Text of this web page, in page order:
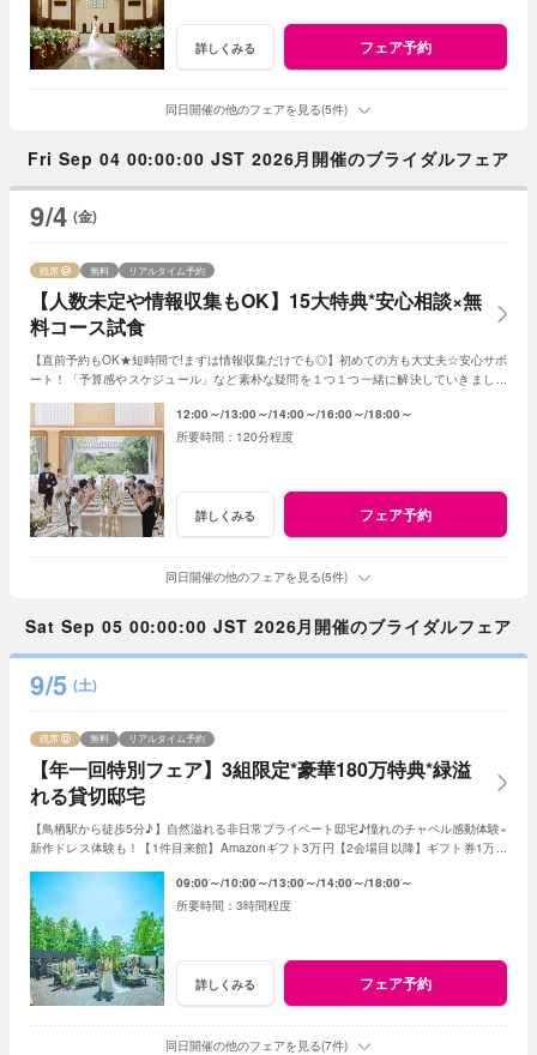
詳しくみる フェア予約
同日開催の他のフェアを見る(5件)
Fri Sep 04 00:00:00 JST 2026月開催のブライダルフェア
9/4 (金)
【人数未定や情報収集もOK】15大特典*安心相談×無
料コース試食
残席 無料 リアルタイム予約
【直前予約もOK★短時間で!まずは情報収集だけでも◎】初めての方も大丈夫☆安心サポ
ート！「予算感やスケジュール」など素朴な疑問を１つ１つ一緒に解決していきましょ
12:00～ 13:00～ 14:00～ 16:00～ 18:00～
120分程度
詳しくみる フェア予約
同日開催の他のフェアを見る(5件)
Sat Sep 05 00:00:00 JST 2026月開催のブライダルフェア
9/5 (土)
【年一回特別フェア】3組限定*豪華180万特典*緑溢
れる貸切邸宅
残席 無料 リアルタイム予約
【鳥栖駅から徒歩5分♪】自然溢れる非日常プライベート邸宅♪憧れのチャペル感動体験×
新作ドレス体験も！【1件目来館】Amazonギフト3万円【2会場目以降】ギフト券1万円
09:00～ 10:00～ 13:00～ 14:00～ 18:00～
3時間程度
詳しくみる フェア予約
同日開催の他のフェアを見る(7件)